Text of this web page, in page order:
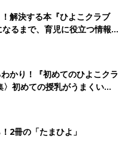
解決する本『ひよこクラブ
るまで、育児に役立つ情報が
かり！『初めてのひよこクラ
〉初めての授乳がうまくい
基本と夏のトラブル 解決テ
2冊の「たまひよ」